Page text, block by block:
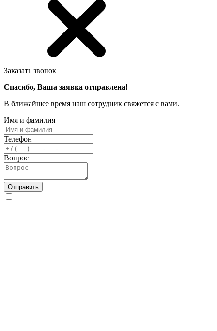
Заказать звонок
Спасибо, Ваша заявка отправлена!
В ближайшее время наш сотрудник свяжется с вами.
Имя и фамилия
Телефон
Вопрос
Отправить